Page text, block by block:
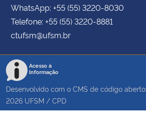
WhatsApp: +55 (55) 3220-8030
Telefone: +55 (55) 3220-8881
ctufsm@ufsm.br
Acesso à
Informação
Desenvolvido com o CMS de código aberto
2026 UFSM / CPD